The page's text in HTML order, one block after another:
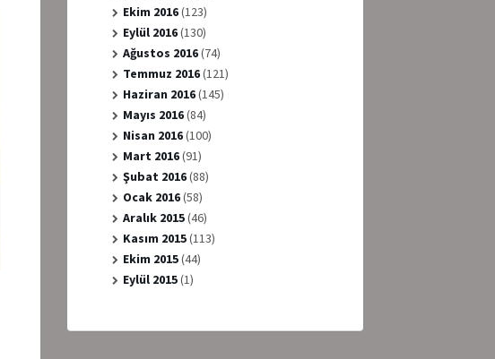
Ekim 2016(123)
Eylül 2016(130)
Ağustos 2016(74)
Temmuz 2016(121)
Haziran 2016(145)
Mayıs 2016(84)
Nisan 2016(100)
Mart 2016(91)
Şubat 2016(88)
Ocak 2016(58)
Aralık 2015(46)
Kasım 2015(113)
Ekim 2015(44)
Eylül 2015(1)